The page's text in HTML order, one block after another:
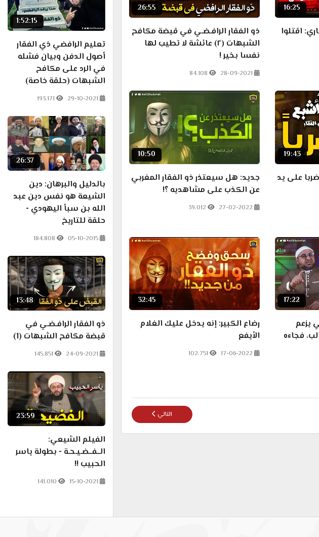
16:25
اقتلوا
26:55
ذو الفقار الرافـضـي في قبضة مكافح
الشبهات (٢) عائشة لا تطيب لها
نفسا بخير !
28-09-2021
84.108
19:43
على يد
10:50
جديد: هل سيعتذر ذو الفقار المغربي
عن الكذب على مشاهديه ؟!
27-02-2022
39.012
17:22
يزعم
فجاءه
32:45
رضاع الكبير: إنه يدخل عليك الغلام
الأيفع
17-06-2022
102.751
المقال التالي: الحلقة المحذوفة التي أرعبت "ذو الفقار المغربي"
التالي
1:52:15
تعليم الرافضي ذي الفقار
أصول الدفن وبيان فشله
في الرد على مكافح
الشبهات (حلقة خاصة)
29-10-2021
193.171
26:37
بالدليل والبرهان: دين
الشيعة هو نفس دين عبد
الله بن سبأ اليهودي -
حلقة للتاريخ
05-10-2015
184.808
13:48
ذو الفقار الرافـضـي في
قبضة مكافح الشبهات (1)
24-09-2021
145.851
23:59
الفيلم الشيعي:
الــفــضـيـحـة - بطولة ياسر
الحبيب !!
15-10-2021
141.010